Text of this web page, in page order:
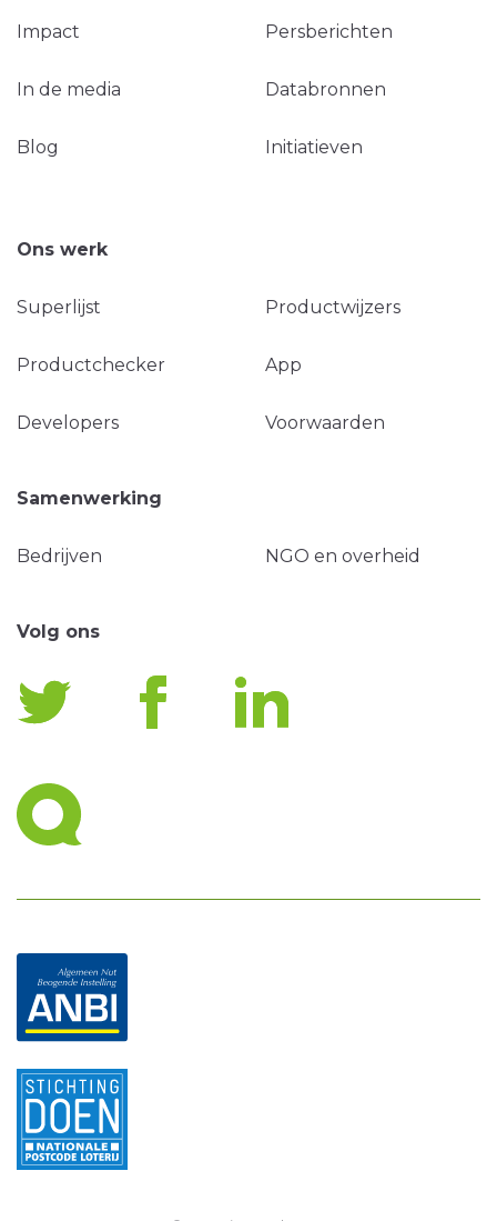
Impact Persberichten
In de media Databronnen
Blog Initiatieven
Ons werk
Superlijst Productwijzers
Productchecker App
Developers Voorwaarden
Samenwerking
Bedrijven NGO en overheid
Volg ons